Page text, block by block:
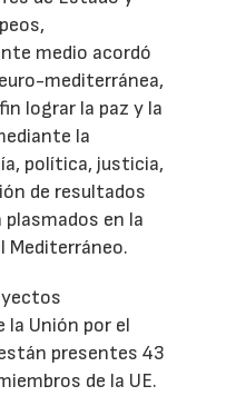
medio acordó
mediterránea,
lograr la paz y la
la
política, justicia,
de resultados
en la
Mediterráneo.
Unión por el
presentes 43
de la UE.